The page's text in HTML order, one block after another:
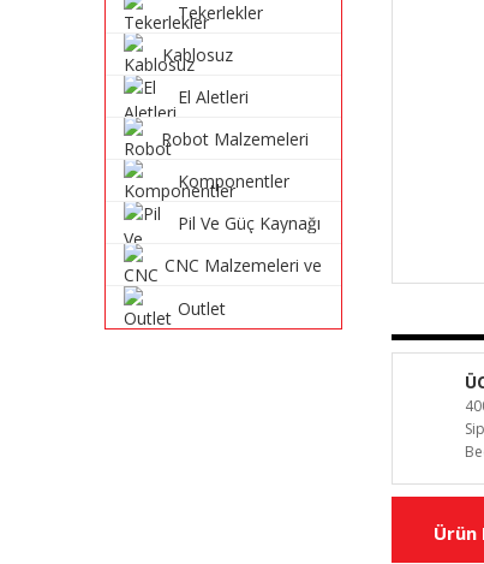
Tekerlekler
Kablosuz
Sistemleri
El Aletleri
Robot Malzemeleri
Komponentler
Pil Ve Güç Kaynağı
CNC Malzemeleri ve
Outlet
Ürün